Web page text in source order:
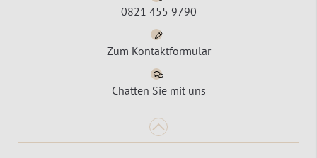
0821 455 9790
Zum Kontaktformular
Chatten Sie mit uns